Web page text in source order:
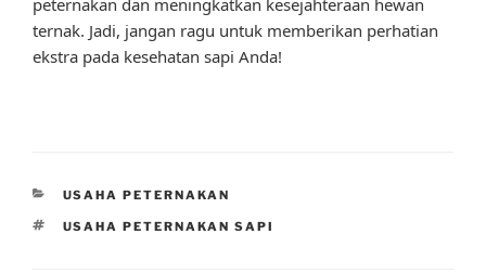
ternak. Jadi, jangan ragu untuk memberikan perhatian
ekstra pada kesehatan sapi Anda!
CATEGORIES
USAHA PETERNAKAN
TAGS
USAHA PETERNAKAN SAPI